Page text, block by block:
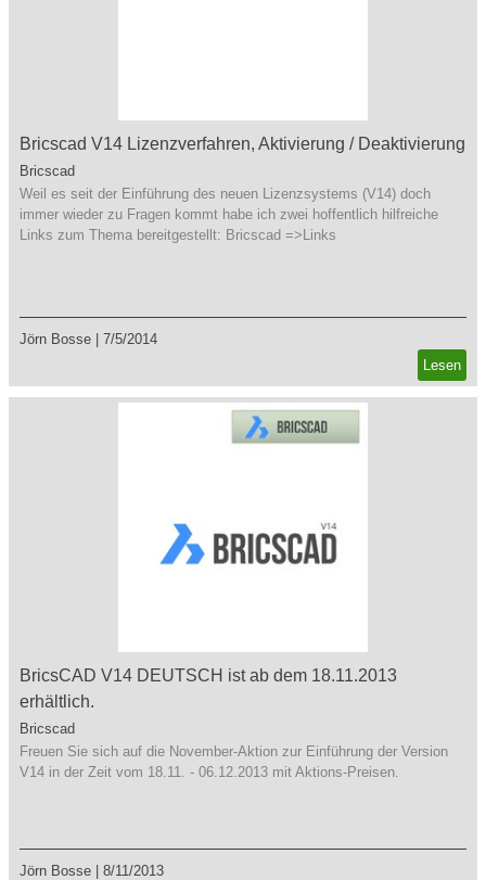
Bricscad V14 Lizenzverfahren, Aktivierung / Deaktivierung
Bricscad
Weil es seit der Einführung des neuen Lizenzsystems (V14) doch
immer wieder zu Fragen kommt habe ich zwei hoffentlich hilfreiche
Links zum Thema bereitgestellt: Bricscad =>Links
Jörn Bosse
7/5/2014
Lesen
BricsCAD V14 DEUTSCH ist ab dem 18.11.2013
erhältlich.
Bricscad
Freuen Sie sich auf die November-Aktion zur Einführung der Version
V14 in der Zeit vom 18.11. - 06.12.2013 mit Aktions-Preisen.
Jörn Bosse
8/11/2013